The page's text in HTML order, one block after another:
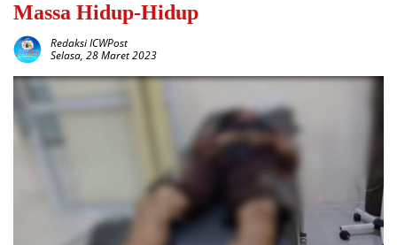
Massa Hidup-Hidup
Redaksi ICWPost
Selasa, 28 Maret 2023